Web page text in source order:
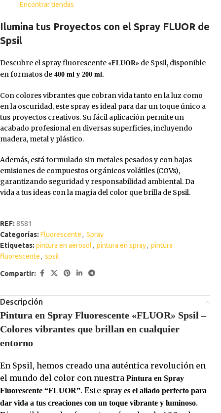
Encontrar tiendas
Ilumina tus Proyectos con el Spray FLUOR de
Spsil
Descubre el spray fluorescente «FLUOR» de Spsil, disponible
en formatos de 400 ml y 200 ml.
Con colores vibrantes que cobran vida tanto en la luz como
en la oscuridad, este spray es ideal para dar un toque único a
tus proyectos creativos. Su fácil aplicación permite un
acabado profesional en diversas superficies, incluyendo
madera, metal y plástico.
Además, está formulado sin metales pesados y con bajas
emisiones de compuestos orgánicos volátiles (COVs),
garantizando seguridad y responsabilidad ambiental. Da
vida a tus ideas con la magia del color que brilla de Spsil.
REF: 8581
Categorías: Fluorescente, Spray
Etiquetas: pintura en aerosol, pintura en spray, pintura
fluorescente, spsil
Compartir:
Descripción
Pintura en Spray Fluorescente «FLUOR» Spsil –
Colores vibrantes que brillan en cualquier
entorno
En Spsil, hemos creado una auténtica revolución en
el mundo del color con nuestra Pintura en Spray
Fluorescente “FLUOR”. Este spray es el aliado perfecto para
dar vida a tus creaciones con un toque vibrante y luminoso.